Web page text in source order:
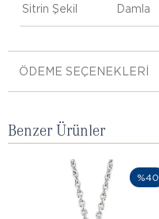
Sitrin Şekil
Damla
ÖDEME SEÇENEKLERI
Benzer Ürünler
%40